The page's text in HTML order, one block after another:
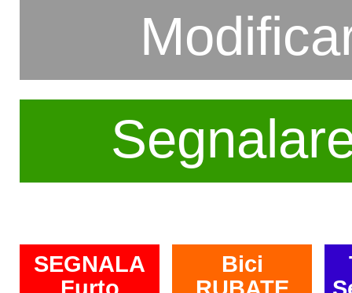
SEGNALA
Bici